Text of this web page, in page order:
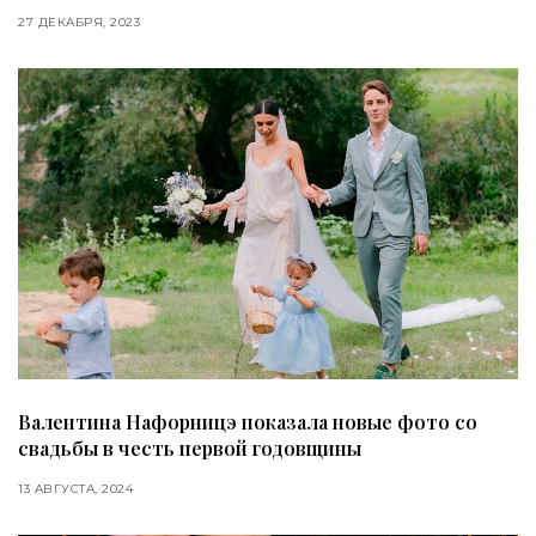
27 ДЕКАБРЯ, 2023
Валентина Нафорницэ показала новые фото со
свадьбы в честь первой годовщины
13 АВГУСТА, 2024